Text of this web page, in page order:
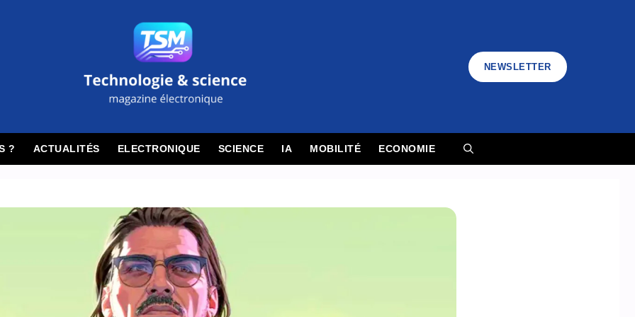
NEWSLETTER
? ACTUALITÉS ELECTRONIQUE SCIENCE IA MOBILITÉ ECONOMIE